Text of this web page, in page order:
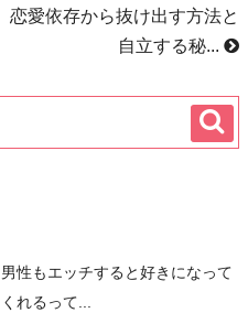
恋愛依存から抜け出す方法と
自立する秘...
男性もエッチすると好きになって
くれるって...